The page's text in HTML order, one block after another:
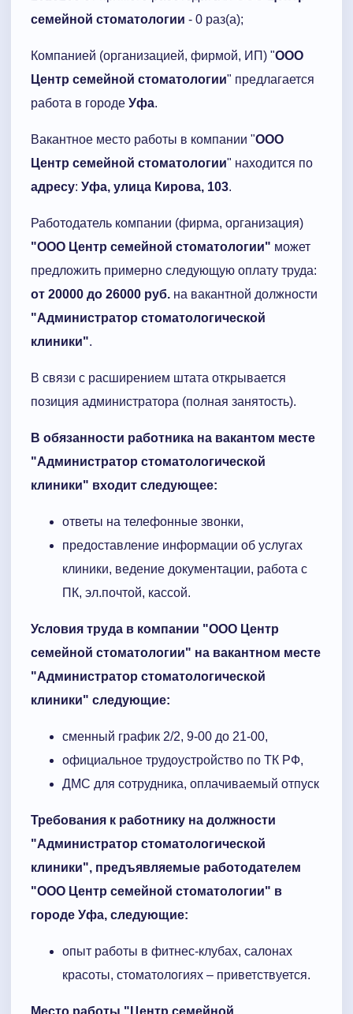
семейной стоматологии - 0 раз(а);
Компанией (организацией, фирмой, ИП) "ООО
Центр семейной стоматологии" предлагается
работа в городе Уфа.
Вакантное место работы в компании "ООО
Центр семейной стоматологии" находится по
адресу: Уфа, улица Кирова, 103.
Работодатель компании (фирма, организация)
"ООО Центр семейной стоматологии" может
предложить примерно следующую оплату труда:
от 20000 до 26000 руб. на вакантной должности
"Администратор стоматологической
клиники".
В связи с расширением штата открывается
позиция администратора (полная занятость).
В обязанности работника на вакантом месте
"Администратор стоматологической
клиники" входит следующее:
ответы на телефонные звонки,
предоставление информации об услугах
клиники, ведение документации, работа с
ПК, эл.почтой, кассой.
Условия труда в компании "ООО Центр
семейной стоматологии" на вакантном месте
"Администратор стоматологической
клиники" следующие:
сменный график 2/2, 9-00 до 21-00,
официальное трудоустройство по ТК РФ,
ДМС для сотрудника, оплачиваемый отпуск
Требования к работнику на должности
"Администратор стоматологической
клиники", предъявляемые работодателем
"ООО Центр семейной стоматологии" в
городе Уфа, следующие:
опыт работы в фитнес-клубах, салонах
красоты, стоматологиях – приветствуется.
Место работы "Центр семейной